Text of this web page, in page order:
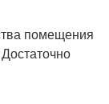
помещения